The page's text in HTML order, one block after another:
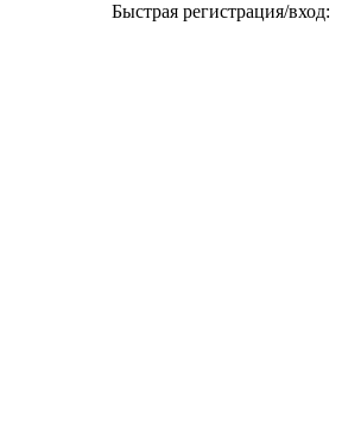
Быстрая регистрация/вход: